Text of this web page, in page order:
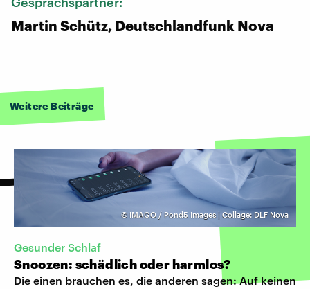
Martin Schütz, Deutschlandfunk Nova
Weitere Beiträge
© IMAGO / Pond5 Images | Collage: DLF Nova
Gesunder Schlaf
Snoozen: schädlich oder harmlos?
Die einen brauchen es, die anderen sagen: Auf keinen